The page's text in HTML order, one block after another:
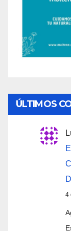
ÚLTIMOS
4